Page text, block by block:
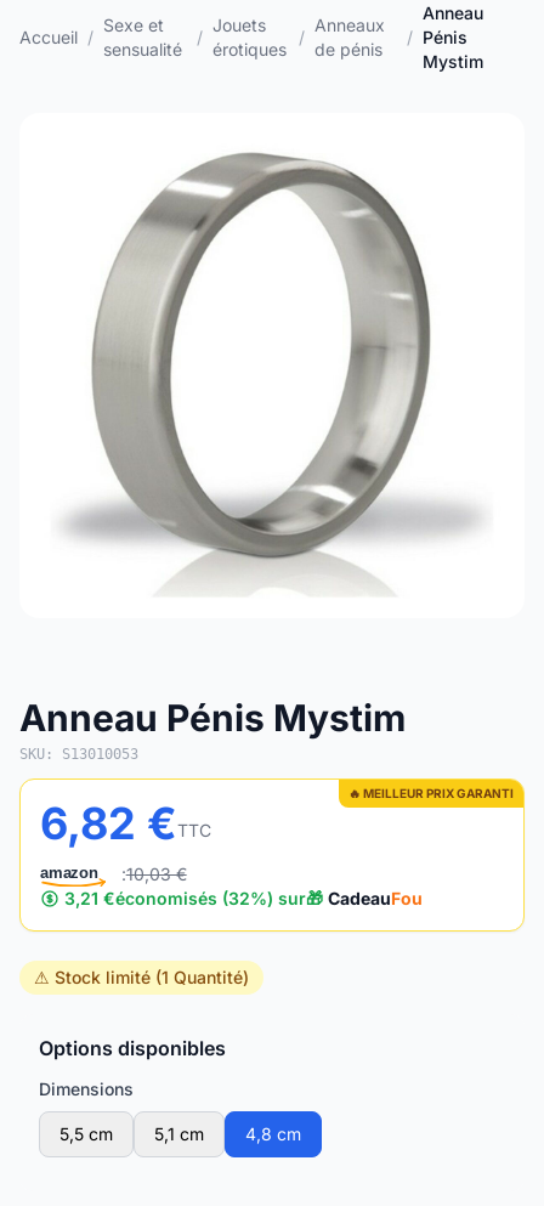
Accueil /
Sexe et
sensualité
/
Jouets
érotiques
/
Anneaux
de pénis
/
Anneau
Pénis
Mystim
Anneau Pénis Mystim
SKU: S13010053
🔥 MEILLEUR PRIX GARANTI
6,82 €TTC
amazon :10,03 €
3,21 €économisés (32%) sur🎁 CadeauFou
⚠ Stock limité (1 Quantité)
Options disponibles
Dimensions
5,5 cm 5,1 cm 4,8 cm